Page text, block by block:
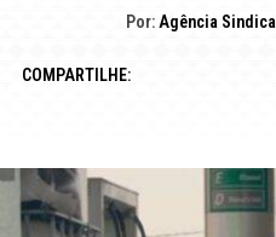
Por: Agência Sindical
COMPARTILHE: